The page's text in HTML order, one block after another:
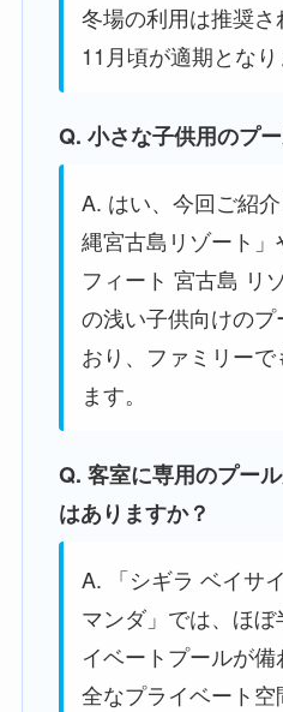
冬場の利用は推奨
11月頃が適期となり
Q. 小さな子供用のプ
A. はい、今回ご紹
縄宮古島リゾート」
フィート 宮古島 リ
の浅い子供向けの
おり、ファミリー
ます。
Q. 客室に専用のプー
はありますか？
A. 「シギラ ベイサ
マンダ」では、ほ
イベートプールが
全なプライベート